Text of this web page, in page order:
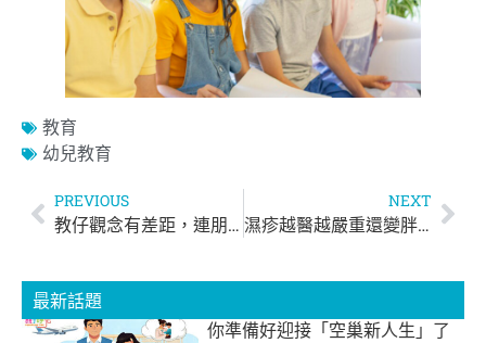
教育
幼兒教育
PREVIOUS
教仔觀念有差距，連朋友都冇得做？
NEXT
濕疹越醫越嚴重還變胖？原來跟早餐有關係
最新話題
你準備好迎接「空巢新人生」了